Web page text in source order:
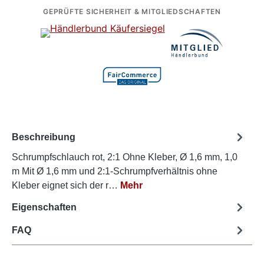
GEPRÜFTE SICHERHEIT & MITGLIEDSCHAFTEN
Beschreibung
Schrumpfschlauch rot, 2:1 Ohne Kleber, Ø 1,6 mm, 1,0
m Mit Ø 1,6 mm und 2:1-Schrumpfverhältnis ohne
Kleber eignet sich der r… Mehr
Eigenschaften
FAQ